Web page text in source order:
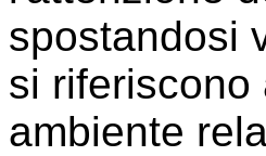
spostandosi
si riferiscono
ambiente